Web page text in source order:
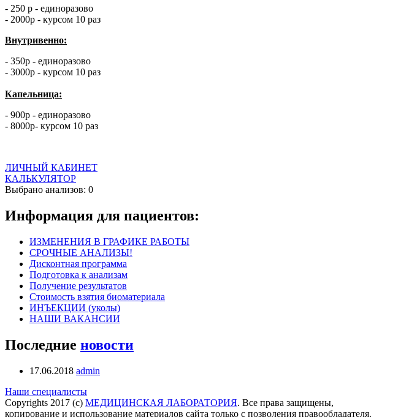
- 250 р - единоразово
- 2000р - курсом 10 раз
Внутривенно:
- 350р - единоразово
- 3000р - курсом 10 раз
Капельница:
- 900р - единоразово
- 8000р- курсом 10 раз
ЛИЧНЫЙ КАБИНЕТ
КАЛЬКУЛЯТОР
Выбрано анализов: 0
Информация для пациентов:
ИЗМЕНЕНИЯ В ГРАФИКЕ РАБОТЫ
СРОЧНЫЕ АНАЛИЗЫ!
Дисконтная программа
Подготовка к анализам
Получение результатов
Стоимость взятия биоматериала
ИНЪЕКЦИИ (уколы)
НАШИ ВАКАНСИИ
Последние новости
17.06.2018 admin
Наши специалисты
Copyrights 2017 (c) МЕДИЦИНСКАЯ ЛАБОРАТОРИЯ. Все права защищены,
копирование и использование материалов сайта только с позволения правообладателя.